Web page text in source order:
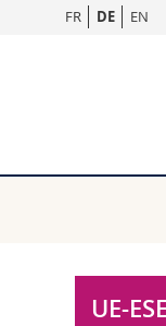
FR DE EN
UE-